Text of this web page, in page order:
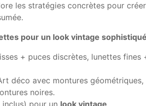
les stratégies concrètes pour créer
pour un look vintage sophistiqué
+ puces discrètes, lunettes fines
déco avec montures géométriques,
noires.